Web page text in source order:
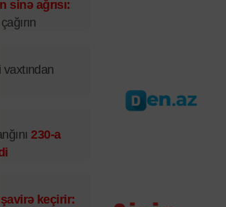
sinə ağrısı:
230-a
keçirir: